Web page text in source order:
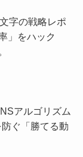
字の戦略レポ
」をハック
アルゴリズム
ぐ「勝てる動